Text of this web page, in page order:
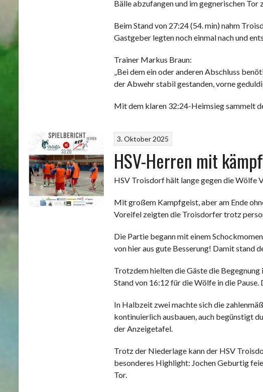
Bälle abzufangen und im gegnerischen Tor
Beim Stand von 27:24 (54. min) nahm
Gastgeber legten noch einmal nach und
Trainer Markus Braun:
„Bei dem ein oder anderen Abschluss
der Abwehr stabil gestanden, vorne
Mit dem klaren 32:24-Heimsieg sammelt
3. Oktober 2025
HSV-Herren mit
HSV Troisdorf hält lange gegen die Wölfe
Mit großem Kampfgeist, aber am Ende
Voreifel zeigten die Troisdorfer trotz
Die Partie begann mit einem
von hier aus gute Besserung! Damit stand
Trotzdem hielten die Gäste die
Stand von 16:12 für die Wölfe in die
In Halbzeit zwei machte sich die
kontinuierlich ausbauen, auch begünstigt
der Anzeigetafel.
Trotz der Niederlage kann der HSV
besonderes Highlight: Jochen Geburtig
Tor.